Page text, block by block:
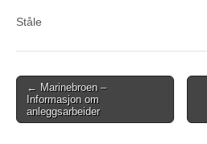
Ståle
Post
navigation
← Marinebroen –
Informasjon om
anleggsarbeider